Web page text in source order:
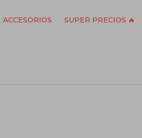
ACCESORIOS SUPER PRECIOS 🔥